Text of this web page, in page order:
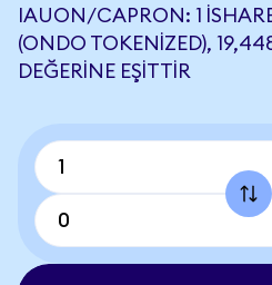
IAUON/CAPRON: 1
(ONDO TOKENIZED),
DEĞERINE EŞITTIR